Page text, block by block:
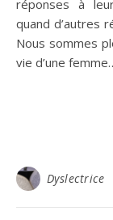
réponses à
quand d’autres
Nous sommes
vie d’une
Dyslectrice